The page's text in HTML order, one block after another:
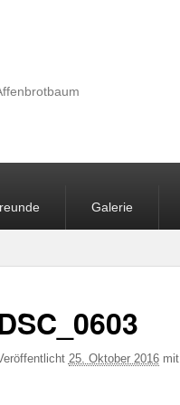
Galerie
25. Oktober 2016mit